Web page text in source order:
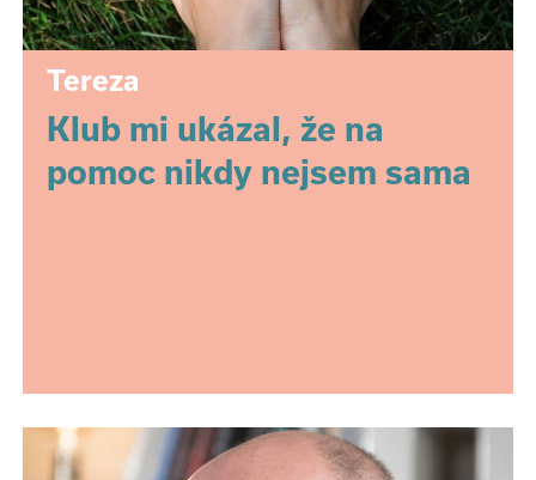
Tereza
Klub mi ukázal, že na
pomoc nikdy nejsem sama